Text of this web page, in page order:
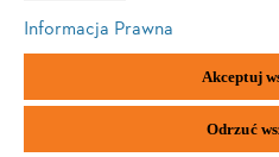
Informacje prawne
"ANDREAS STIHL" SP. Z O.O. z
Firefox
Informacja Prawna
Akceptuj
Odrzuć